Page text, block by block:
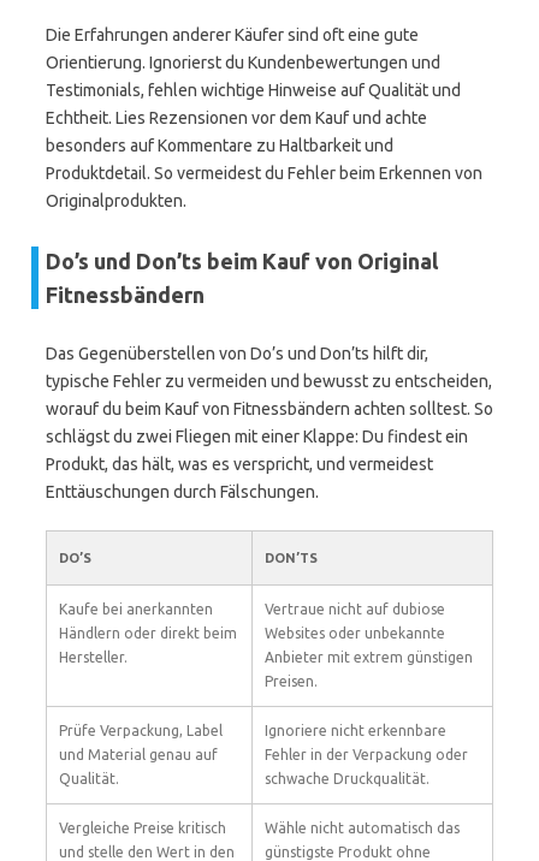
Die Erfahrungen anderer Käufer sind oft eine gute
Orientierung. Ignorierst du Kundenbewertungen und
Testimonials, fehlen wichtige Hinweise auf Qualität und
Echtheit. Lies Rezensionen vor dem Kauf und achte
besonders auf Kommentare zu Haltbarkeit und
Produktdetail. So vermeidest du Fehler beim Erkennen von
Originalprodukten.
Do’s und Don’ts beim Kauf von Original
Fitnessbändern
Das Gegenüberstellen von Do’s und Don’ts hilft dir,
typische Fehler zu vermeiden und bewusst zu entscheiden,
worauf du beim Kauf von Fitnessbändern achten solltest. So
schlägst du zwei Fliegen mit einer Klappe: Du findest ein
Produkt, das hält, was es verspricht, und vermeidest
Enttäuschungen durch Fälschungen.
DO’S DON’TS
Kaufe bei anerkannten
Händlern oder direkt beim
Hersteller.
Vertraue nicht auf dubiose
Websites oder unbekannte
Anbieter mit extrem günstigen
Preisen.
Prüfe Verpackung, Label
und Material genau auf
Qualität.
Ignoriere nicht erkennbare
Fehler in der Verpackung oder
schwache Druckqualität.
Vergleiche Preise kritisch
und stelle den Wert in den
Wähle nicht automatisch das
günstigste Produkt ohne